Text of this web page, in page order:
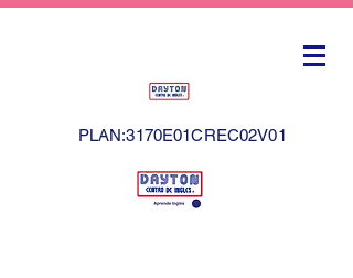
PLAN:3170E01CREC02V01